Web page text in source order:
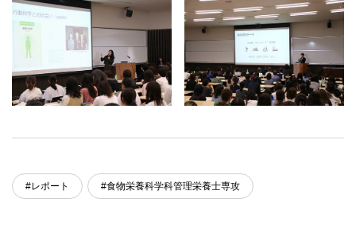
#レポート #食物栄養科学科管理栄養士専攻